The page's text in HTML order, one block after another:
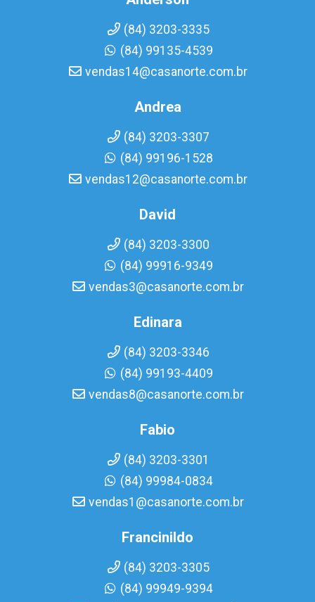
(84) 3203-3335
(84) 99135-4539
vendas14@casanorte.com.br
Andrea
(84) 3203-3307
(84) 99196-1528
vendas12@casanorte.com.br
David
(84) 3203-3300
(84) 99916-9349
vendas3@casanorte.com.br
Edinara
(84) 3203-3346
(84) 99193-4409
vendas8@casanorte.com.br
Fabio
(84) 3203-3301
(84) 99984-0834
vendas1@casanorte.com.br
Francinildo
(84) 3203-3305
(84) 99949-9394